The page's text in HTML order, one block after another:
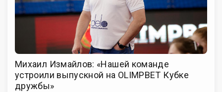
Михаил Измайлов: «Нашей команде
устроили выпускной на OLIMPBET Кубке
дружбы»